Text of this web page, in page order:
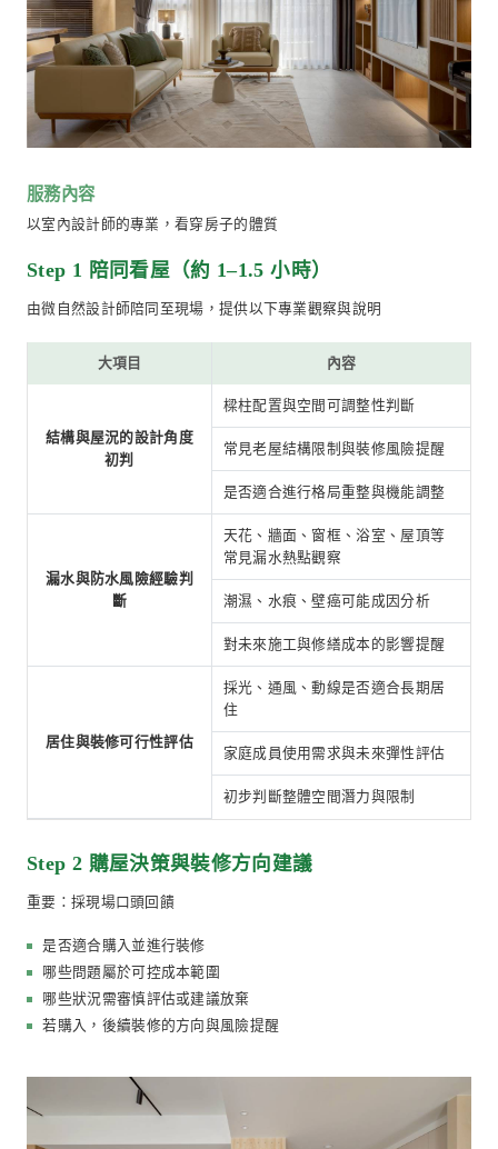
適合對象
如果您正處於以下情況，微自然能近一步協助。
計畫購買中古屋／中古透天的自住客戶
對屋況、漏水、結構老化有所疑慮者
預計未來裝修交由同一團隊整體規劃者
以室內設計師的專業，看穿房子的體質
Step 1 陪同看屋（約 1–1.5 小時）
大項目
結構與屋況的設計角度
初判
是否適合進行格局重整與
天花、牆面、窗框、浴室